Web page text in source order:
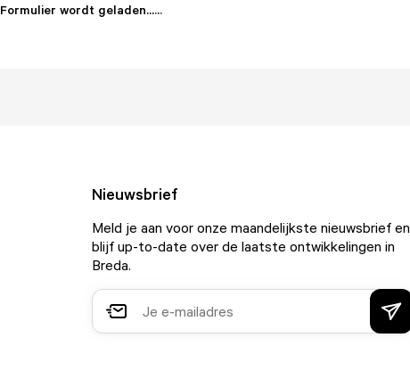
Formulier wordt geladen......
Nieuwsbrief
Meld je aan voor onze maandelijkste nieuwsbrief en
blijf up-to-date over de laatste ontwikkelingen in
Breda.